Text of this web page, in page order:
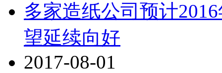
多家造纸公司预计
望延续向好
2017-08-01